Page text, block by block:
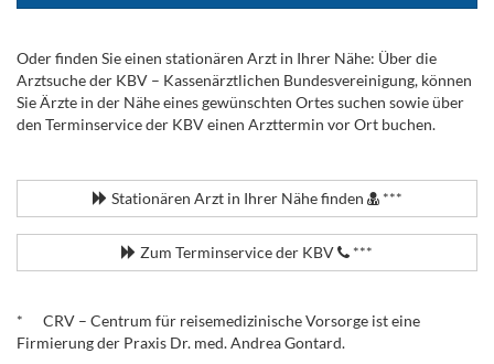
Oder finden Sie einen stationären Arzt in Ihrer Nähe: Über die
Arztsuche der KBV – Kassenärztlichen Bundesvereinigung, können
Sie Ärzte in der Nähe eines gewünschten Ortes suchen sowie über
den Terminservice der KBV einen Arzttermin vor Ort buchen.
Stationären Arzt in Ihrer Nähe finden ***
Zum Terminservice der KBV ***
* CRV – Centrum für reisemedizinische Vorsorge ist eine
Firmierung der Praxis Dr. med. Andrea Gontard.